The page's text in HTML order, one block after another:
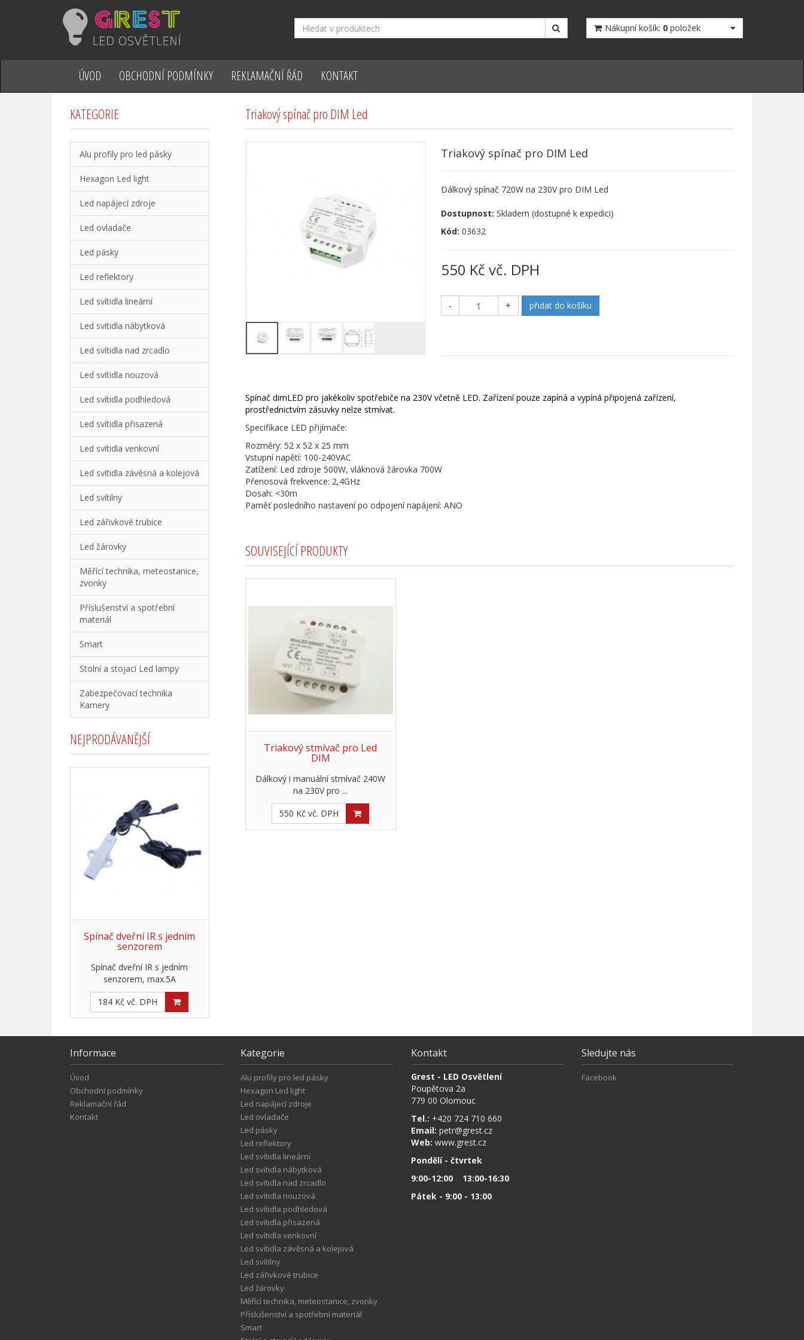
Nákupní košík: 0položek
ÚVOD OBCHODNÍ PODMÍNKY REKLAMAČNÍ ŘÁD KONTAKT
KATEGORIE
Alu profily pro led pásky
Hexagon Led light
Led napájecí zdroje
Led ovladače
Led pásky
Led reflektory
Led svítidla lineární
Led svítidla nábytková
Led svítidla nad zrcadlo
Led svítidla nouzová
Led svítidla podhledová
Led svítidla přisazená
Led svítidla venkovní
Led svítidla závěsná a kolejová
Led svítilny
Led zářivkové trubice
Led žárovky
Měřící technika, meteostanice,
zvonky
Příslušenství a spotřební
materiál
Smart
Stolní a stojací Led lampy
Zabezpečovací technika
Kamery
NEJPRODÁVANĚJŠÍ
Spínač dveřní IR s jedním
senzorem
Spínač dveřní IR s jedním
senzorem, max.5A
184 Kč vč. DPH
Triakový spínač pro DIM Led
Triakový spínač pro DIM Led
Dálkový spínač 720W na 230V pro DIM Led
Dostupnost: Skladem (dostupné k expedici)
Kód: 03632
550 Kč vč. DPH
- + přidat do košíku
Spínač dimLED pro jakékoliv spotřebiče na 230V včetně LED. Zařízení pouze zapíná a vypíná připojená zařízení,
prostřednictvím zásuvky nelze stmívat.
Specifikace LED přijímače:
Rozměry: 52 x 52 x 25 mm
Vstupní napětí: 100-240VAC
Zatížení: Led zdroje 500W, vláknová žárovka 700W
Přenosová frekvence: 2,4GHz
Dosah: <30m
Paměť posledního nastavení po odpojení napájení: ANO
SOUVISEJÍCÍ PRODUKTY
Triakový stmívač pro Led
DIM
Dálkový i manuální stmívač 240W
na 230V pro ...
550 Kč vč. DPH
Informace
Úvod
Obchodní podmínky
Reklamační řád
Kontakt
Kategorie
Alu profily pro led pásky
Hexagon Led light
Led napájecí zdroje
Led ovladače
Led pásky
Led reflektory
Led svítidla lineární
Led svítidla nábytková
Led svítidla nad zrcadlo
Led svítidla nouzová
Led svítidla podhledová
Led svítidla přisazená
Led svítidla venkovní
Led svítidla závěsná a kolejová
Led svítilny
Led zářivkové trubice
Led žárovky
Měřící technika, meteostanice, zvonky
Příslušenství a spotřební materiál
Smart
Kontakt
Grest - LED Osvětlení
Poupětova 2a
779 00 Olomouc
Tel.: +420 724 710 660
Email: petr@grest.cz
Web: www.grest.cz
Pondělí - čtvrtek
9:00-12:00 13:00-16:30
Pátek - 9:00 - 13:00
Sledujte nás
Facebook